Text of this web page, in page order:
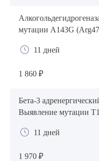
мутации A143G
11 дней
1 860 ₽
Бета-3
Выявление мутации
11 дней
1 970 ₽